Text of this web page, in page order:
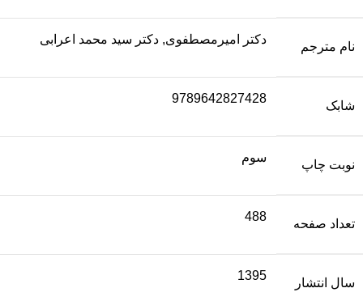
نام مترجم
دکتر امیرمصطفوی, دکتر سید محمد اعرابی
شابک
9789642827428
نوبت چاپ
سوم
تعداد صفحه
488
سال انتشار
1395